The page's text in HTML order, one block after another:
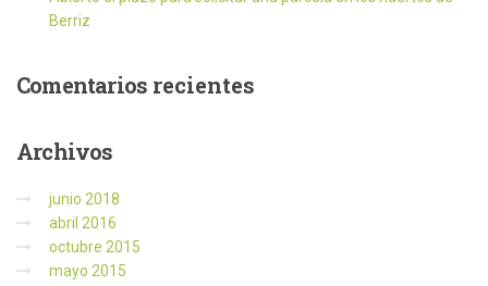
Berriz
Comentarios recientes
Archivos
junio 2018
abril 2016
octubre 2015
mayo 2015